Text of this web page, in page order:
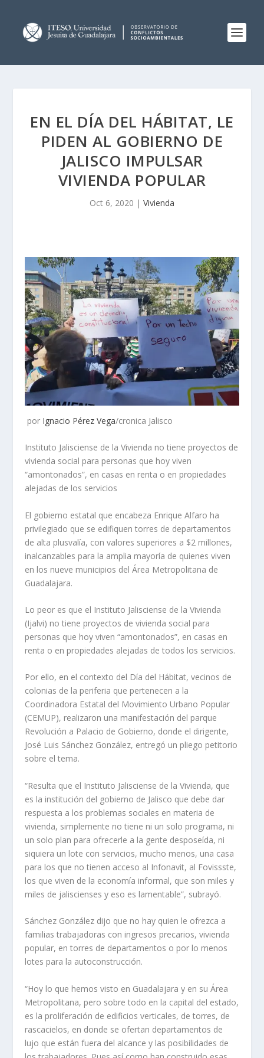
EN EL DÍA DEL HÁBITAT, LE
PIDEN AL GOBIERNO DE
JALISCO IMPULSAR
VIVIENDA POPULAR
Oct 6, 2020 | Vivienda
por Ignacio Pérez Vega/cronica Jalisco
Instituto Jalisciense de la Vivienda no tiene proyectos de
vivienda social para personas que hoy viven
“amontonados”, en casas en renta o en propiedades
alejadas de los servicios
El gobierno estatal que encabeza Enrique Alfaro ha
privilegiado que se edifiquen torres de departamentos
de alta plusvalía, con valores superiores a $2 millones,
inalcanzables para la amplia mayoría de quienes viven
en los nueve municipios del Área Metropolitana de
Guadalajara.
Lo peor es que el Instituto Jalisciense de la Vivienda
(Ijalvi) no tiene proyectos de vivienda social para
personas que hoy viven “amontonados”, en casas en
renta o en propiedades alejadas de todos los servicios.
Por ello, en el contexto del Día del Hábitat, vecinos de
colonias de la periferia que pertenecen a la
Coordinadora Estatal del Movimiento Urbano Popular
(CEMUP), realizaron una manifestación del parque
Revolución a Palacio de Gobierno, donde el dirigente,
José Luis Sánchez González, entregó un pliego petitorio
sobre el tema.
“Resulta que el Instituto Jalisciense de la Vivienda, que
es la institución del gobierno de Jalisco que debe dar
respuesta a los problemas sociales en materia de
vivienda, simplemente no tiene ni un solo programa, ni
un solo plan para ofrecerle a la gente desposeída, ni
siquiera un lote con servicios, mucho menos, una casa
para los que no tienen acceso al Infonavit, al Fovissste,
los que viven de la economía informal, que son miles y
miles de jaliscienses y eso es lamentable”, subrayó.
Sánchez González dijo que no hay quien le ofrezca a
familias trabajadoras con ingresos precarios, vivienda
popular, en torres de departamentos o por lo menos
lotes para la autoconstrucción.
“Hoy lo que hemos visto en Guadalajara y en su Área
Metropolitana, pero sobre todo en la capital del estado,
es la proliferación de edificios verticales, de torres, de
rascacielos, en donde se ofertan departamentos de
lujo que están fuera del alcance y las posibilidades de